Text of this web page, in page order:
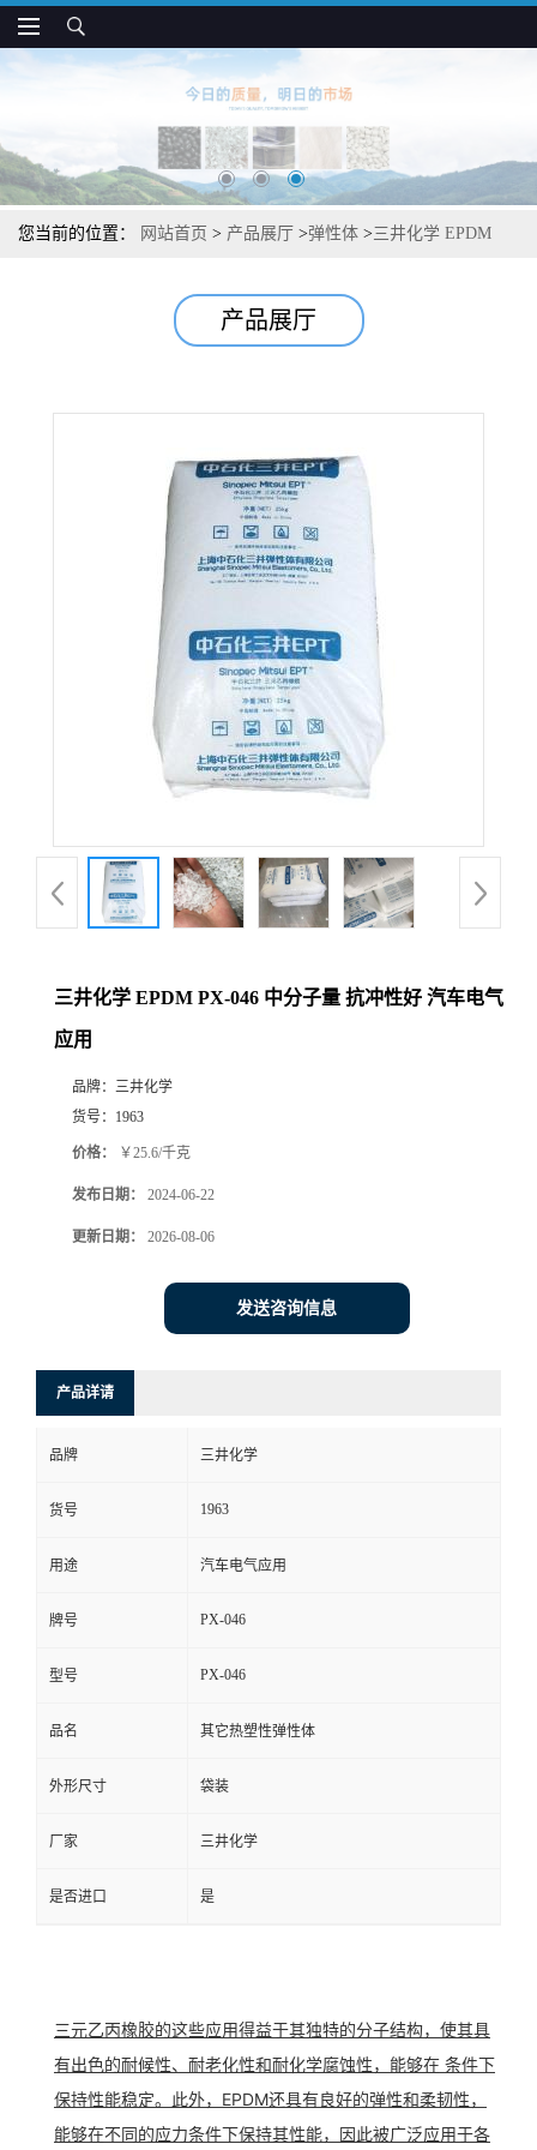
您当前的位置： 网站首页 > 产品展厅 >弹性体 >三井化学 EPDM
产品展厅
三井化学 EPDM PX-046 中分子量 抗冲性好 汽车电气
应用
品牌： 三井化学
货号： 1963
价格： ￥25.6/千克
发布日期： 2024-06-22
更新日期： 2026-08-06
发送咨询信息
产品详请
品牌 三井化学
货号 1963
用途 汽车电气应用
牌号 PX-046
型号 PX-046
品名 其它热塑性弹性体
外形尺寸 袋装
厂家 三井化学
是否进口 是
三元乙丙橡胶的这些应用得益于其独特的分子结构，使其具
有出色的耐候性、耐老化性和耐化学腐蚀性，能够在 条件下
保持性能稳定。此外，EPDM还具有良好的弹性和柔韧性，
能够在不同的应力条件下保持其性能，因此被广泛应用于各